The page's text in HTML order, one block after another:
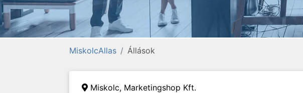
MiskolcAllas Állások
Miskolc, Marketingshop Kft.